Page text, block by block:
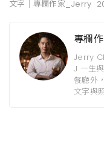
文字｜專欄作家_Jerry
專欄
Jerry
J 一生
餐廳外
文字與